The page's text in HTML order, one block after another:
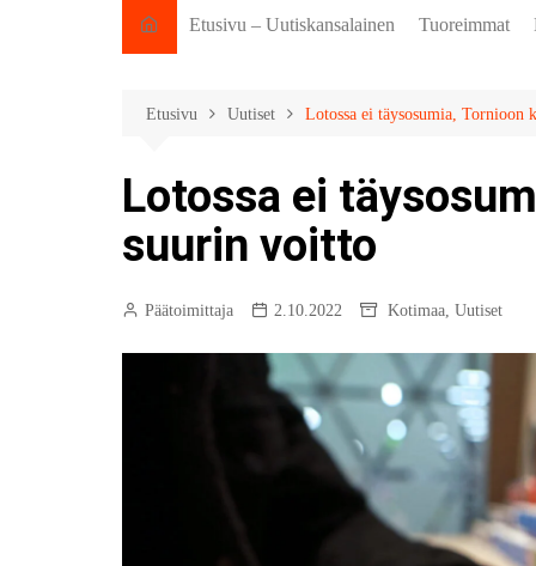
Etusivu – Uutiskansalainen Tuoreimmat
Etusivu Uutiset Lotossa ei täysosumia, Tornioon
Lotossa ei
suurin voitto
Päätoimittaja 2.10.2022 Kotimaa, Uutiset